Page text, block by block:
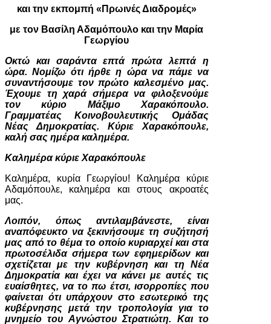
και την εκπομπή «Πρωινές Διαδρομές»
με τον Βασίλη Αδαμόπουλο και την Μαρία
Γεωργίου
Οκτώ και σαράντα επτά πρώτα λεπτά η
ώρα. Νομίζω ότι ήρθε η ώρα να πάμε να
συναντήσουμε τον πρώτο καλεσμένο μας.
Έχουμε τη χαρά σήμερα να φιλοξενούμε
τον κύριο Μάξιμο Χαρακόπουλο.
Γραμματέας Κοινοβουλευτικής Ομάδας
Νέας Δημοκρατίας. Κύριε Χαρακόπουλε,
καλή σας ημέρα καλημέρα.
Καλημέρα κύριε Χαρακόπουλε
Καλημέρα, κυρία Γεωργίου! Καλημέρα κύριε
Αδαμόπουλε, καλημέρα και στους ακροατές
μας.
Λοιπόν, όπως αντιλαμβάνεστε, είναι
αναπόφευκτο να ξεκινήσουμε τη συζήτησή
μας από το θέμα το οποίο κυριαρχεί και στα
πρωτοσέλιδα σήμερα των εφημερίδων και
σχετίζεται με την κυβέρνηση και τη Νέα
Δημοκρατία και έχει να κάνει με αυτές τις
ευαίσθητες, να το πω έτσι, ισορροπίες που
φαίνεται ότι υπάρχουν στο εσωτερικό της
κυβέρνησης μετά την τροπολογία για το
μνημείο του Αγνώστου Στρατιώτη. Και το